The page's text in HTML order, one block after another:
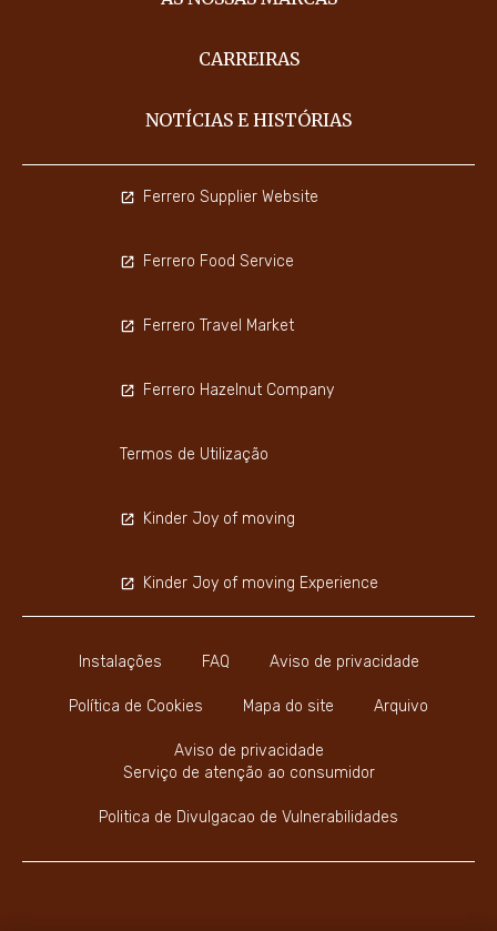
CARREIRAS
NOTÍCIAS E HISTÓRIAS
Instalações FAQ Aviso de privacidade
Política de Cookies Mapa do site Arquivo
Aviso de privacidade
Serviço de atenção ao consumidor
Politica de Divulgacao de Vulnerabilidades
Ferrero Supplier Website
Ferrero Food Service
Ferrero Travel Market
Ferrero Hazelnut Company
Termos de Utilização
Kinder Joy of moving
Kinder Joy of moving Experience